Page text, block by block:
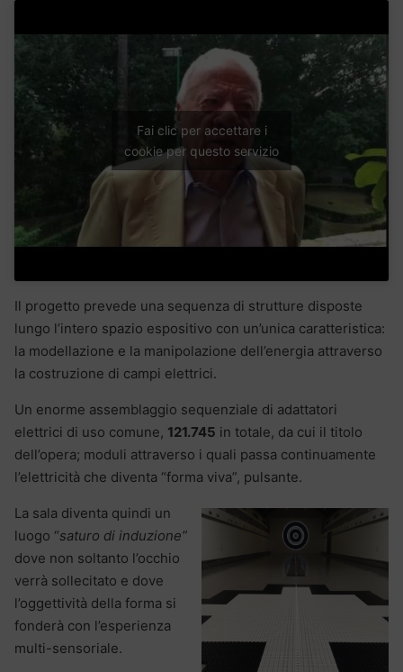
Fai clic per accettare i
cookie per questo servizio
Il progetto prevede una sequenza di strutture disposte
lungo l’intero spazio espositivo con un’unica caratteristica:
la modellazione e la manipolazione dell’energia attraverso
la costruzione di campi elettrici.
Un enorme assemblaggio sequenziale di adattatori
elettrici di uso comune, 121.745 in totale, da cui il titolo
dell’opera; moduli attraverso i quali passa continuamente
l’elettricità che diventa “forma viva”, pulsante.
La sala diventa quindi un
luogo “saturo di induzione”
dove non soltanto l’occhio
verrà sollecitato e dove
l’oggettività della forma si
fonderà con l’esperienza
multi-sensoriale.